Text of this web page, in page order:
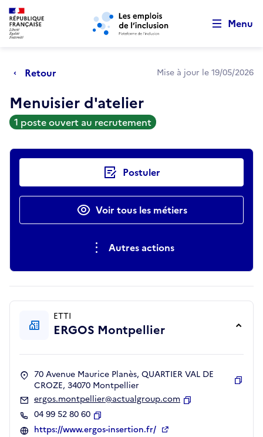
Aller au menu principal Aller au contenu principal
Menu
Retour Mise à jour le 19/05/2026
Menuisier d'atelier
1 poste ouvert au recrutement
Actions rapides Postuler
Voir tous les métiers
Autres actions
ETTI
ERGOS Montpellier
70 Avenue Maurice Planès, QUARTIER VAL DE
CROZE, 34070 Montpellier
ergos.montpellier@actualgroup.com
04 99 52 80 60
Copier
https://www.ergos-insertion.fr/
Retour au début de la page
Panneau de gestion des cookies